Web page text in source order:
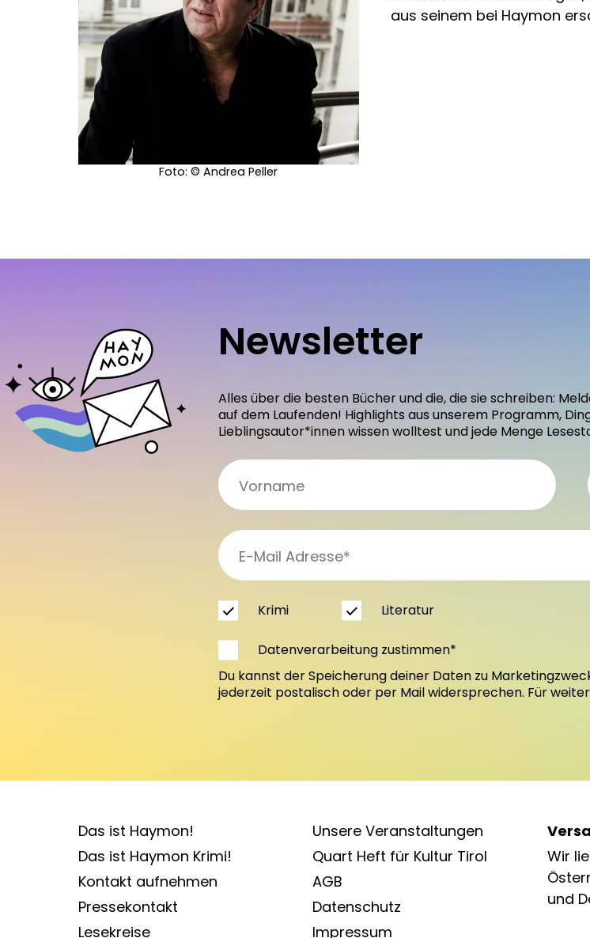
Foto: © Andrea Peller
aus seinem bei Haymon
Newsletter
Alles über die besten Bücher und die, die sie schreiben:
auf dem Laufenden! Highlights aus unserem Programm,
Lieblingsautor*innen wissen wolltest und jede Menge
Krimi Literatur
Datenverarbeitung zustimmen*
Du kannst der Speicherung deiner Daten zu
jederzeit postalisch oder per Mail widersprechen. Für
Das ist Haymon!
Das ist Haymon Krimi!
Kontakt aufnehmen
Pressekontakt
Lesekreise
Unsere Veranstaltungen
Quart Heft für Kultur Tirol
AGB
Datenschutz
Impressum
Wir
und